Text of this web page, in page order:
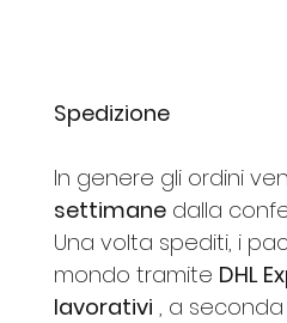
Spedizione
In genere gli ordini
settimane dalla
Una volta spediti, i
mondo tramite DHL
lavorativi , a